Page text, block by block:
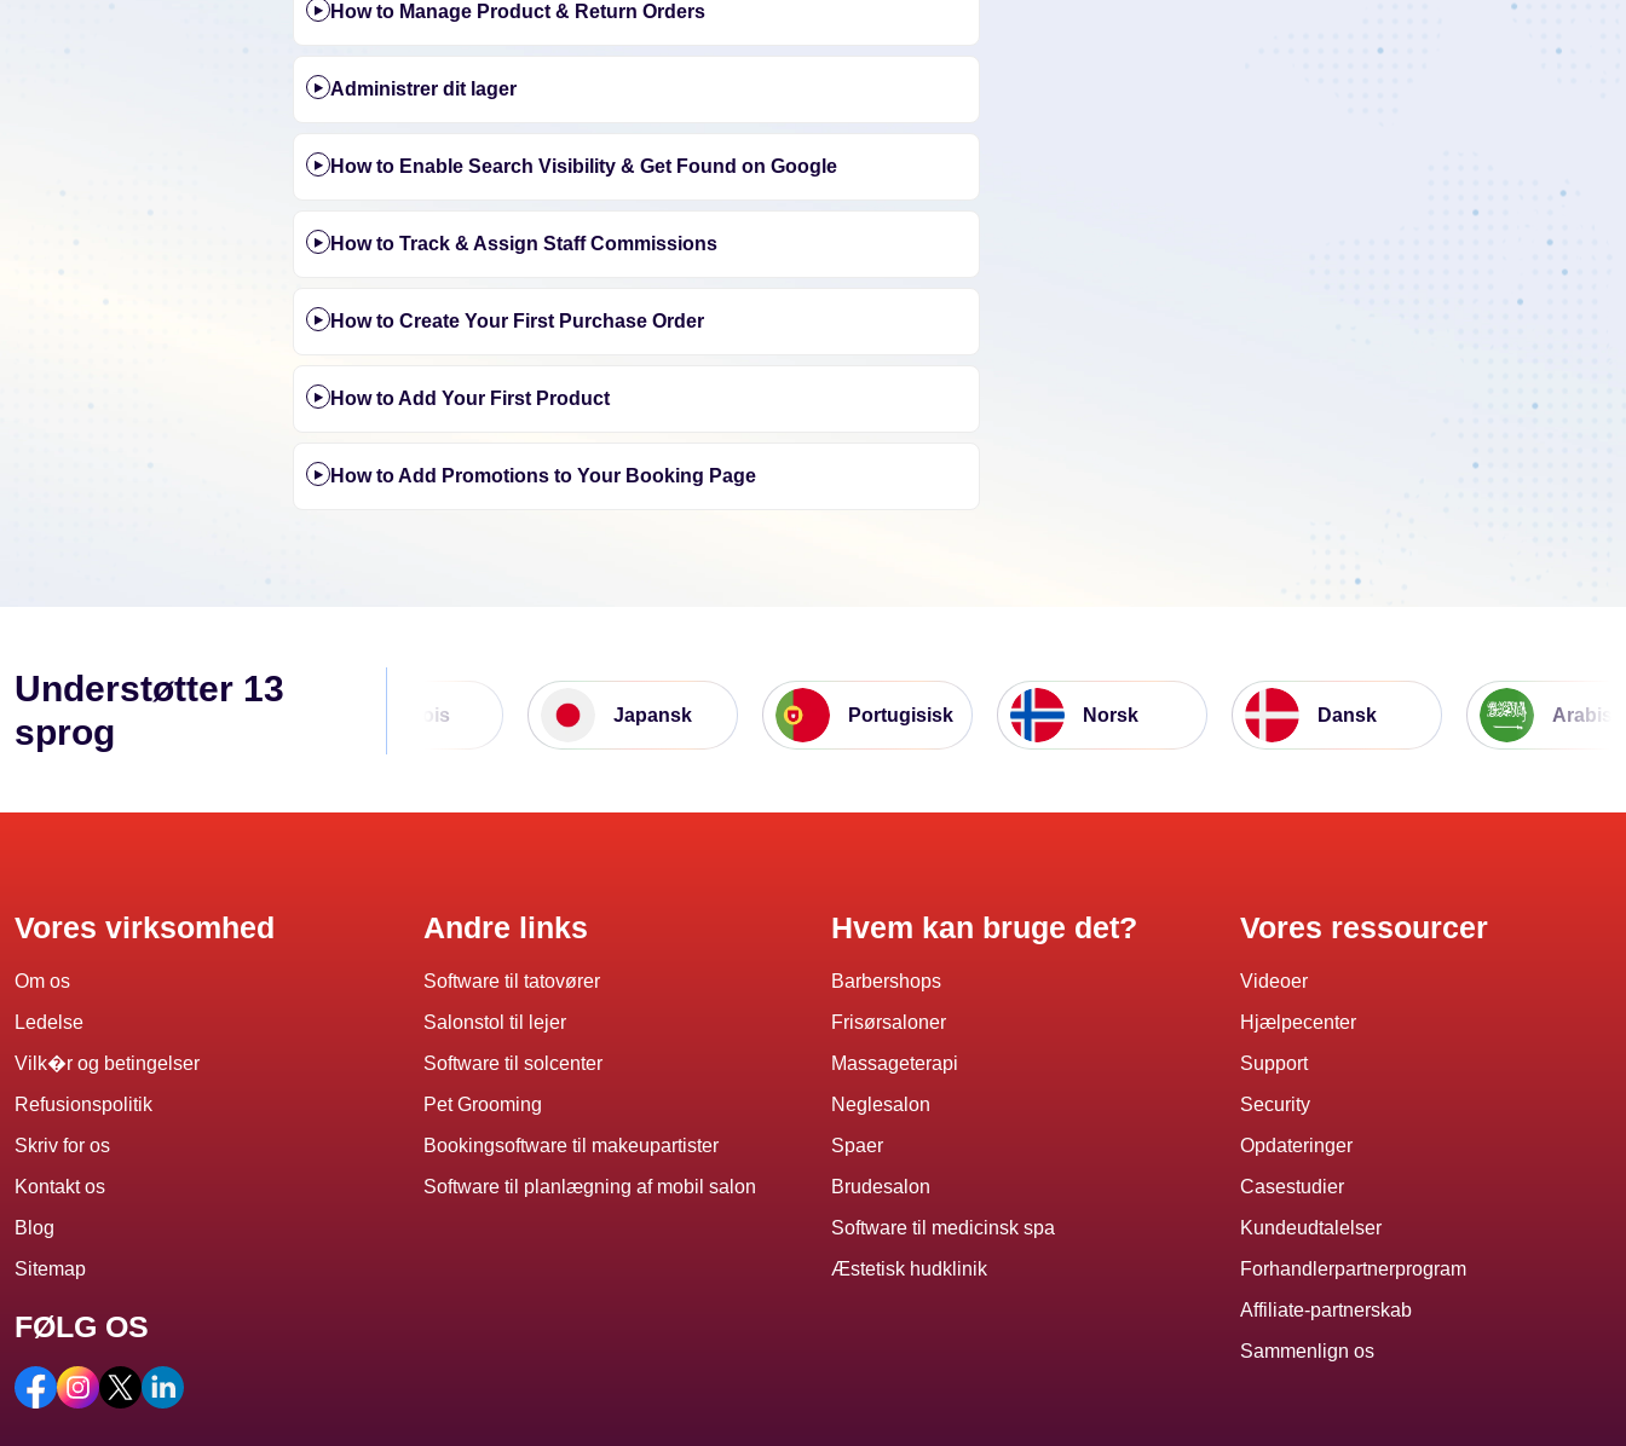
How to Manage Product & Return Orders
Administrer dit lager
How to Enable Search Visibility & Get Found on Google
How to Track & Assign Staff Commissions
How to Create Your First Purchase Order
How to Add Your First Product
How to Add Promotions to Your Booking Page
Understøtter 13
sprog
Japansk Portugisisk Norsk Dansk Arabisk
Vores virksomhed
Om os
Ledelse
Vilk�r og betingelser
Refusionspolitik
Skriv for os
Kontakt os
Blog
Sitemap
FØLG OS
Andre links
Software til tatovører
Salonstol til lejer
Software til solcenter
Pet Grooming
Bookingsoftware til makeupartister
Software til planlægning af mobil salon
Hvem kan bruge det?
Barbershops
Frisørsaloner
Massageterapi
Neglesalon
Spaer
Brudesalon
Software til medicinsk spa
Æstetisk hudklinik
Vores ressourcer
Videoer
Hjælpecenter
Support
Security
Opdateringer
Casestudier
Kundeudtalelser
Forhandlerpartnerprogram
Affiliate-partnerskab
Sammenlign os